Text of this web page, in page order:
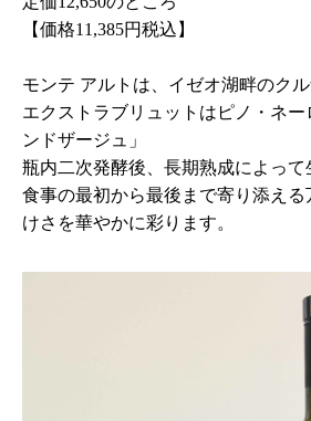
【価格11,385円税込】
モンテ アルトは、イゼオ湖畔のク
エクストラブリュットはピノ・ネ
ンドザージュ」
瓶内二次発酵後、長期熟成によっ
食事の最初から最後まで寄り添え
けさを華やかに彩ります。